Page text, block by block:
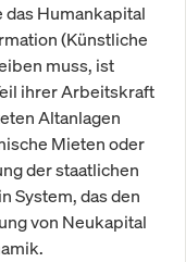
das Humankapital
(Künstliche
muss, ist
ihrer Arbeitskraft
Altanlagen
Mieten oder
der staatlichen
System, das den
von Neukapital